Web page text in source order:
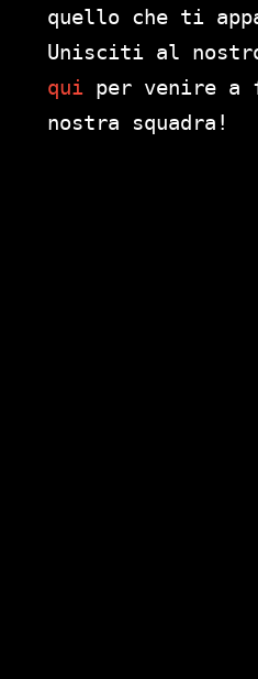
quello che ti
Unisciti al
qui per venire a
nostra squadra!